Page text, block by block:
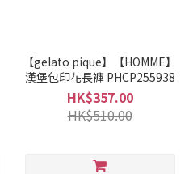
【gelato pique】【HOMME】
漢堡包印花長褲 PHCP255938
HK$357.00
HK$510.00